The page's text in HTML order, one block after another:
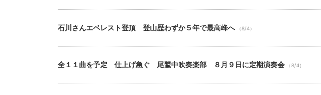
石川さんエベレスト登頂 登山歴わずか５年で最高峰へ （8/4）
全１１曲を予定 仕上げ急ぐ 尾鷲中吹奏楽部 ８月９日に定期演奏会 （8/4）